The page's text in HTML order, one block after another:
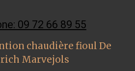
09 72 66 89 55
chaudière fioul De
Marvejols